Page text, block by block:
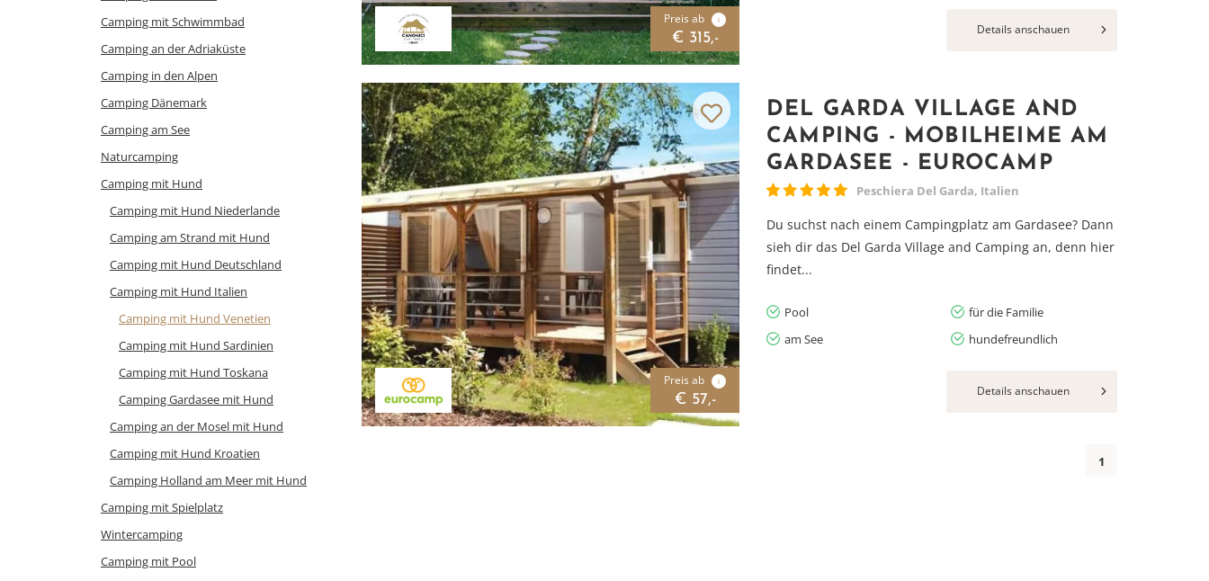
Camping mit Schwimmbad
Camping an der Adriaküste
Camping in den Alpen
Camping Dänemark
Camping am See
Naturcamping
Camping mit Hund
Camping mit Hund Niederlande
Camping am Strand mit Hund
Camping mit Hund Deutschland
Camping mit Hund Italien
Camping mit Hund Venetien
Camping mit Hund Sardinien
Camping mit Hund Toskana
Camping Gardasee mit Hund
Camping an der Mosel mit Hund
Camping mit Hund Kroatien
Camping Holland am Meer mit Hund
Camping mit Spielplatz
Wintercamping
Camping mit Pool
Preis ab i
€ 315,-
Details anschauen
Preis ab i
€ 57,-
DEL GARDA VILLAGE AND
CAMPING - MOBILHEIME AM
GARDASEE - EUROCAMP
Peschiera Del Garda, Italien
Du suchst nach einem Campingplatz am Gardasee? Dann
sieh dir das Del Garda Village and Camping an, denn hier
findet...
Pool
für die Familie
am See
hundefreundlich
Details anschauen
1